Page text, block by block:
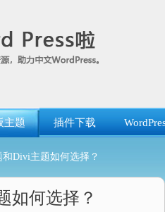
主题 插件下载
Divi主题如何选择？
如何选择？